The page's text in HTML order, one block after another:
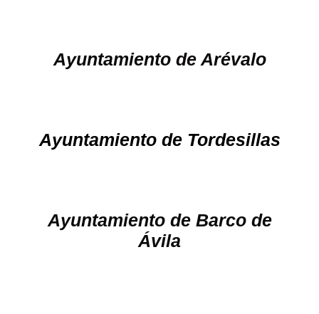
Ayuntamiento de Arévalo
Ayuntamiento de Tordesillas
Ayuntamiento de Barco de
Ávila